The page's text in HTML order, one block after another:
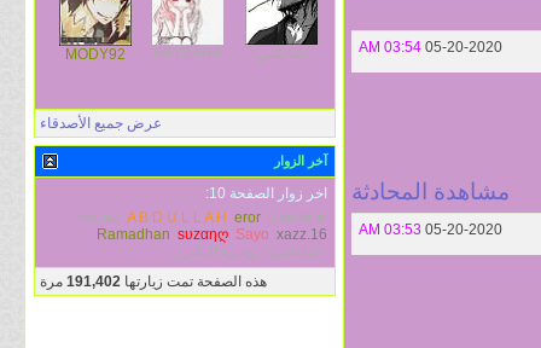
05-20-2020
03:54 AM
مشاهدة المحادثة
05-20-2020
03:53 AM
~شانكس~ HAYBARA
MODY92
عرض جميع الأصدقاء
آخر الزوار
اخر زوار الصفحة 10:
❀ ɴooɴɑ
A B D U L L A H eror Kaede
Ramadhan sυzαηღ Sayo xazz.16
~شانكس~ زهـرة الـكـرز
هذه الصفحة تمت زيارتها 191,402 مرة